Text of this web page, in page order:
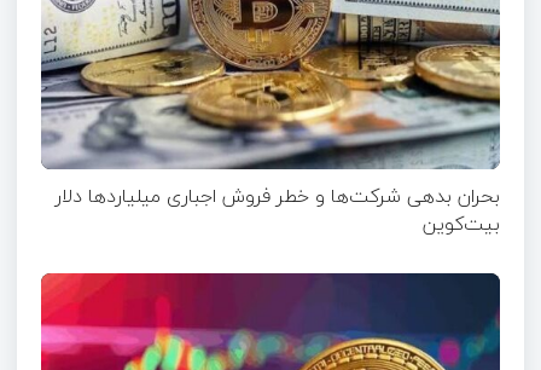
بحران بدهی شرکت‌ها و خطر فروش اجباری میلیاردها دلار
بیت‌کوین